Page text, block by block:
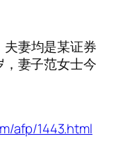
妻均是某证券
妻子范女士今
afp/1443.html